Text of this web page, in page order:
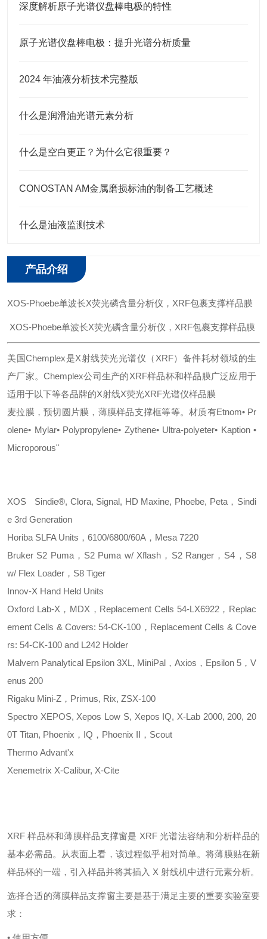
深度解析原子光谱仪盘棒电极的特性
原子光谱仪盘棒电极：提升光谱分析质量
2024 年油液分析技术完整版
什么是润滑油光谱元素分析
什么是空白更正？为什么它很重要？
CONOSTAN AM金属磨损标油的制备工艺概述
什么是油液监测技术
产品介绍
XOS-Phoebe单波长X荧光磷含量分析仪，XRF包裹支撑样品膜
XOS-Phoebe单波长X荧光磷含量分析仪，XRF包裹支撑样品膜
美国Chemplex是X射线荧光光谱仪（XRF）备件耗材领域的生
产厂家。Chemplex公司生产的XRF样品杯和样品膜广泛应用于
适用于以下等各品牌的X射线X荧光XRF光谱仪样品膜
麦拉膜，预切圆片膜，薄膜样品支撑框等等。材质有Etnom• Pr
olene• Mylar• Polypropylene• Zythene• Ultra-polyeter• Kaption •
Microporous"
XOS
Sindie®, Clora, Signal, HD Maxine, Phoebe, Peta，Sindi
e 3rd Generation
Horiba SLFA Units，6100/6800/60A，Mesa 7220
Bruker S2 Puma，S2 Puma w/ Xflash，S2 Ranger，S4，S8
w/ Flex Loader，S8 Tiger
Innov-X Hand Held Units
Oxford Lab-X，MDX，Replacement Cells 54-LX6922，Replac
ement Cells & Covers: 54-CK-100，Replacement Cells & Cove
rs: 54-CK-100 and L242 Holder
Malvern Panalytical Epsilon 3XL, MiniPal，Axios，Epsilon 5，V
enus 200
Rigaku Mini-Z，Primus, Rix, ZSX-100
Spectro XEPOS, Xepos Low S, Xepos IQ, X-Lab 2000, 200, 20
0T Titan, Phoenix，IQ，Phoenix II，Scout
Thermo Advant'x
Xenemetrix X-Calibur, X-Cite
XRF 样品杯和薄膜样品支撑窗是 XRF 光谱法容纳和分析样品的
基本必需品。从表面上看，该过程似乎相对简单。将薄膜贴在新
样品杯的一端，引入样品并将其插入 X 射线机中进行元素分析。
选择合适的薄膜样品支撑窗主要是基于满足主要的重要实验室要
求：